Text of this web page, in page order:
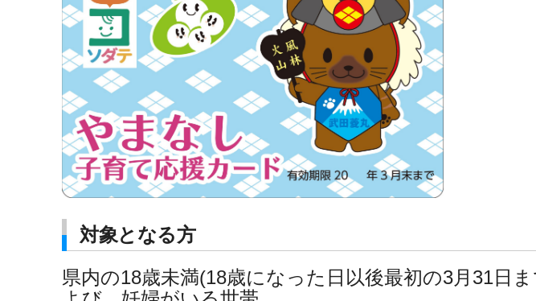
対象となる方
県内の18歳未満(18歳になった日以後最初の3月31日